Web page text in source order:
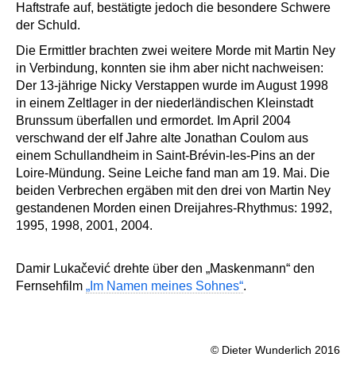
Haftstrafe auf, bestätigte jedoch die besondere Schwere
der Schuld.
Die Ermittler brachten zwei weitere Morde mit Martin Ney
in Verbindung, konnten sie ihm aber nicht nachweisen:
Der 13-jährige Nicky Verstappen wurde im August 1998
in einem Zeltlager in der niederländischen Kleinstadt
Brunssum überfallen und ermordet. Im April 2004
verschwand der elf Jahre alte Jonathan Coulom aus
einem Schullandheim in Saint-Brévin-les-Pins an der
Loire-Mündung. Seine Leiche fand man am 19. Mai. Die
beiden Verbrechen ergäben mit den drei von Martin Ney
gestandenen Morden einen Dreijahres-Rhythmus: 1992,
1995, 1998, 2001, 2004.
Damir Lukačević drehte über den „Maskenmann“ den
Fernsehfilm „Im Namen meines Sohnes“.
© Dieter Wunderlich 2016